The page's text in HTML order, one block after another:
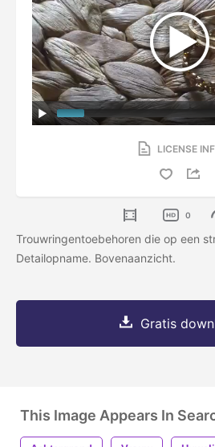
LICENSE
0
Trouwringentoebehoren die op een
Detailopname. Bovenaanzicht.
Gratis
This Image Appears In